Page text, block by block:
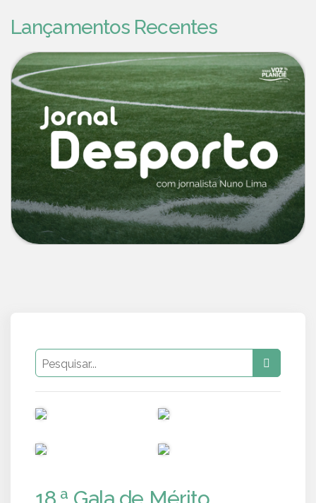
Lançamentos Recentes